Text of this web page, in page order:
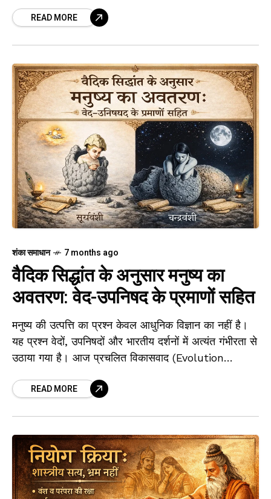
READ MORE
शंका समाधान 7 months ago
वैदिक सिद्धांत के अनुसार मनुष्य का
अवतरण: वेद-उपनिषद के प्रमाणों सहित
मनुष्य की उत्पत्ति का प्रश्न केवल आधुनिक विज्ञान का नहीं है।
यह प्रश्न वेदों, उपनिषदों और भारतीय दर्शनों में अत्यंत गंभीरता से
उठाया गया है। आज प्रचलित विकासवाद (Evolution
READ MORE